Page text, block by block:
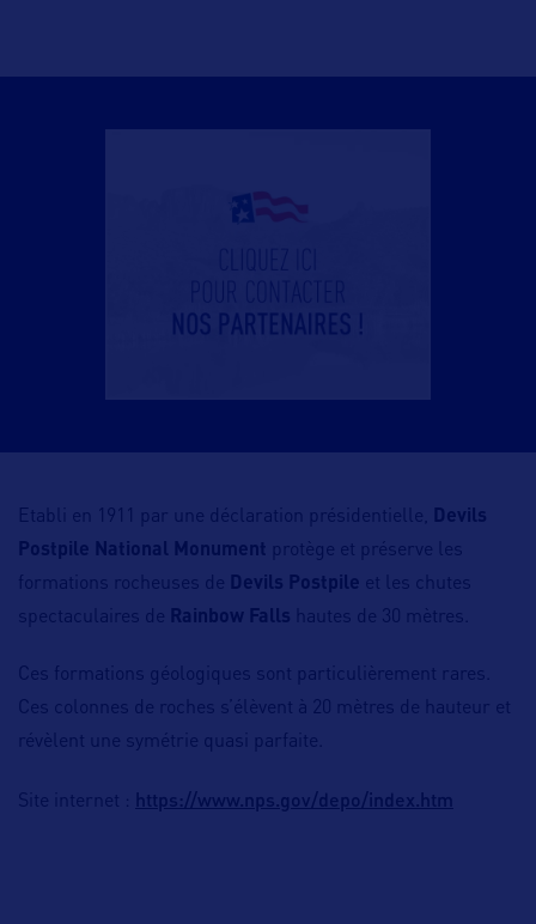
Etabli en 1911 par une déclaration présidentielle,
Devils
Postpile National Monument
protège et préserve les
formations rocheuses de Devils Postpile et les chutes
spectaculaires de Rainbow Falls hautes de 30 mètres.
Ces formations géologiques sont particulièrement rares.
Ces colonnes de roches s’élèvent à 20 mètres de hauteur et
révèlent une symétrie quasi parfaite.
Site internet : https://www.nps.gov/depo/index.htm